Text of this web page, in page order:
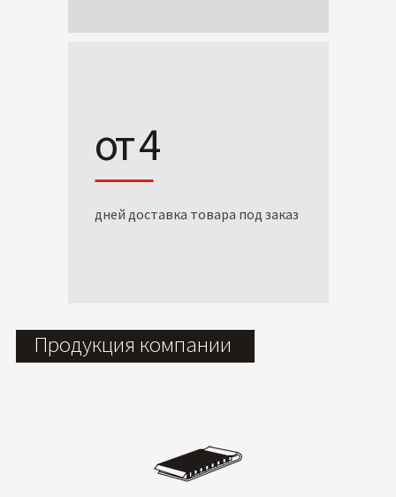
от 4
дней доставка товара под заказ
Продукция компании